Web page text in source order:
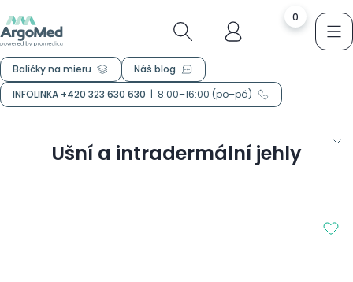
0
Balíčky na mieru
Náš blog
INFOLINKA +420 323 630 630 | 8:00–16:00 (po–pá)
Ušní a intradermální jehly